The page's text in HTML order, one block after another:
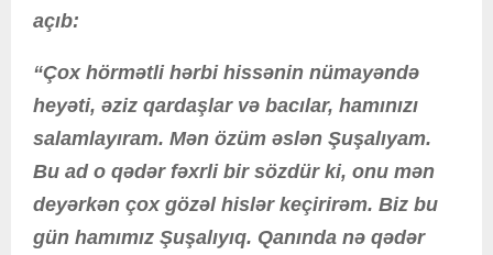
açıb:
“Çox hörmətli hərbi hissənin nümayəndə
heyəti, əziz qardaşlar və bacılar, hamınızı
salamlayıram. Mən özüm əslən Şuşalıyam.
Bu ad o qədər fəxrli bir sözdür ki, onu mən
deyərkən çox gözəl hislər keçirirəm. Biz bu
gün hamımız Şuşalıyıq. Qanında nə qədər